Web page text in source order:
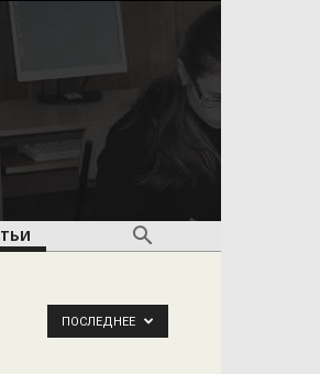
ПОСЛЕДНЕЕ